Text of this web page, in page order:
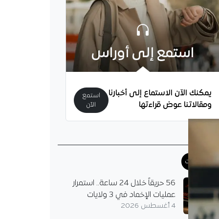
استمع إلى أوراس
يمكنك الآن الاستماع إلى أخبارنا
ومقالاتنا عوض قراءتها
استمع
الآن
الغابات
56 حريقاً خلال 24 ساعة.. استمرار
عمليات الإخماد في 3 ولايات
4 أغسطس 2026